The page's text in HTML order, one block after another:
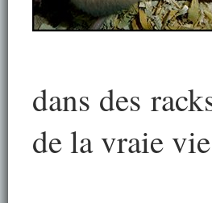
dans des
de la vraie